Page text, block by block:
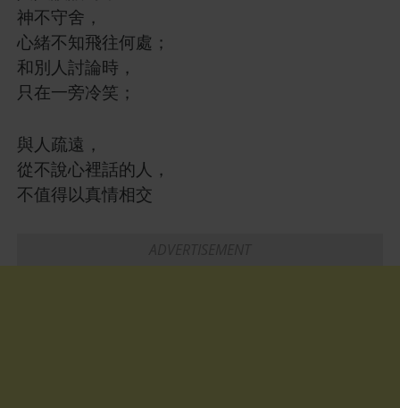
神不守舍，
心緒不知飛往何處；
和別人討論時，
只在一旁冷笑；
與人疏遠，
從不說心裡話的人，
不值得以真情相交